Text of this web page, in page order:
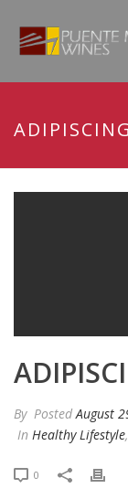
By PostedAugust
In Healthy Lifestyle,
0